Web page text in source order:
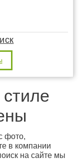
фото,
в компании
на сайте мы